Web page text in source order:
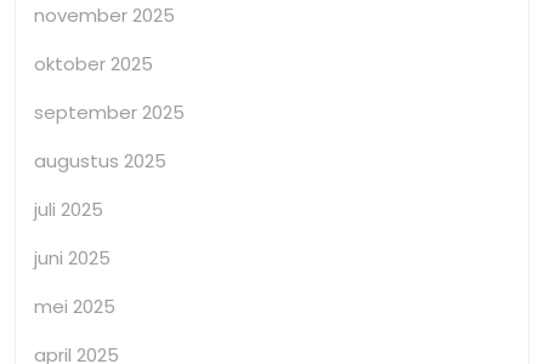
november 2025
oktober 2025
september 2025
augustus 2025
juli 2025
juni 2025
mei 2025
april 2025